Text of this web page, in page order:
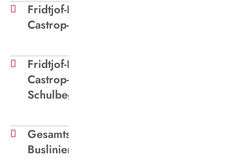
Fridtjof-Nansen-Realschule
Castrop-Rauxel - Buslinien
Fridtjof-Nansen-Realschule
Castrop-Rauxel - Einsatzwagen
Schulbeginn und Schulschluss
Gesamtschule Buer-Mitte -
Buslinien